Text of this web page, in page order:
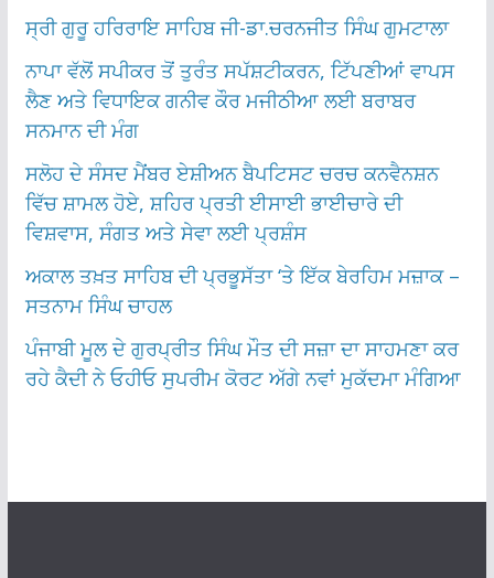
ਸ੍ਰੀ ਗੁਰੂ ਹਰਿਰਾਇ ਸਾਹਿਬ ਜੀ-ਡਾ.ਚਰਨਜੀਤ ਸਿੰਘ ਗੁਮਟਾਲਾ
ਨਾਪਾ ਵੱਲੋਂ ਸਪੀਕਰ ਤੋਂ ਤੁਰੰਤ ਸਪੱਸ਼ਟੀਕਰਨ, ਟਿੱਪਣੀਆਂ ਵਾਪਸ
ਲੈਣ ਅਤੇ ਵਿਧਾਇਕ ਗਨੀਵ ਕੌਰ ਮਜੀਠੀਆ ਲਈ ਬਰਾਬਰ
ਸਨਮਾਨ ਦੀ ਮੰਗ
ਸਲੋਹ ਦੇ ਸੰਸਦ ਮੈਂਬਰ ਏਸ਼ੀਅਨ ਬੈਪਟਿਸਟ ਚਰਚ ਕਨਵੈਨਸ਼ਨ
ਵਿੱਚ ਸ਼ਾਮਲ ਹੋਏ, ਸ਼ਹਿਰ ਪ੍ਰਤੀ ਈਸਾਈ ਭਾਈਚਾਰੇ ਦੀ
ਵਿਸ਼ਵਾਸ, ਸੰਗਤ ਅਤੇ ਸੇਵਾ ਲਈ ਪ੍ਰਸ਼ੰਸ
ਅਕਾਲ ਤਖ਼ਤ ਸਾਹਿਬ ਦੀ ਪ੍ਰਭੂਸੱਤਾ ‘ਤੇ ਇੱਕ ਬੇਰਹਿਮ ਮਜ਼ਾਕ –
ਸਤਨਾਮ ਸਿੰਘ ਚਾਹਲ
ਪੰਜਾਬੀ ਮੂਲ ਦੇ ਗੁਰਪ੍ਰੀਤ ਸਿੰਘ ਮੌਤ ਦੀ ਸਜ਼ਾ ਦਾ ਸਾਹਮਣਾ ਕਰ
ਰਹੇ ਕੈਦੀ ਨੇ ਓਹੀਓ ਸੁਪਰੀਮ ਕੋਰਟ ਅੱਗੇ ਨਵਾਂ ਮੁਕੱਦਮਾ ਮੰਗਿਆ